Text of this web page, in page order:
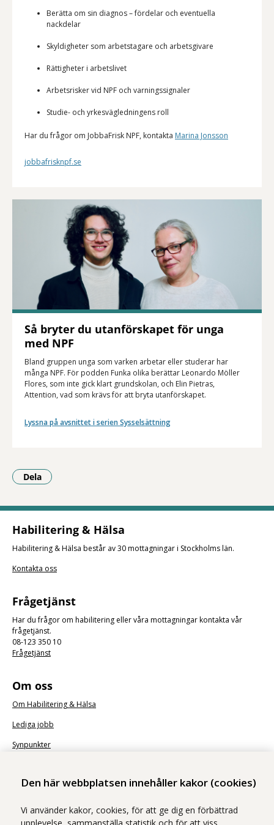
Den här webbplatsen innehåller kakor (cookies)
Vi använder kakor, cookies, för att ge dig en förbättrad
Berätta om sin diagnos – fördelar och eventuella
nackdelar
Skyldigheter som arbetstagare och arbetsgivare
Rättigheter i arbetslivet
Arbetsrisker vid NPF och varningssignaler
Studie- och yrkesvägledningens roll
Har du frågor om JobbaFrisk NPF, kontakta Marina Jonsson
jobbafrisknpf.se
Så bryter du utanförskapet för unga
med NPF
Bland gruppen unga som varken arbetar eller studerar har
många NPF. För podden Funka olika berättar Leonardo Möller
Flores, som inte gick klart grundskolan, och Elin Pietras,
Attention, vad som krävs för att bryta utanförskapet.
Lyssna på avsnittet i serien Sysselsättning
Dela
- Klicka för att öppna delningsalternativ.
Habilitering & Hälsa
Habilitering & Hälsa består av 30 mottagningar i Stockholms län.
Kontakta oss
Frågetjänst
Har du frågor om habilitering eller våra mottagningar kontakta vår
frågetjänst.
08-123 350 10
Frågetjänst
Om oss
Om Habilitering & Hälsa
Lediga jobb
Synpunkter